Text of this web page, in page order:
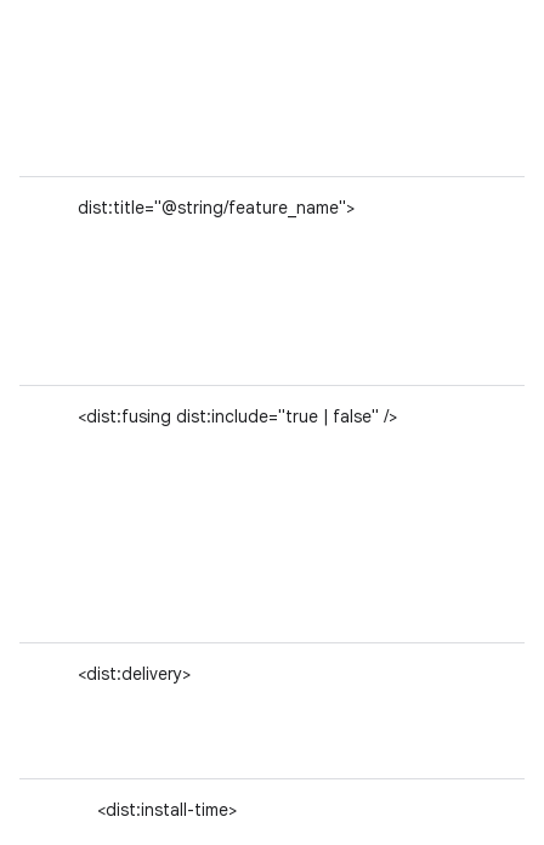
dist:title="@string/feature_name">
<dist:fusing dist:include="true | false" />
<dist:delivery>
<dist:install-time>